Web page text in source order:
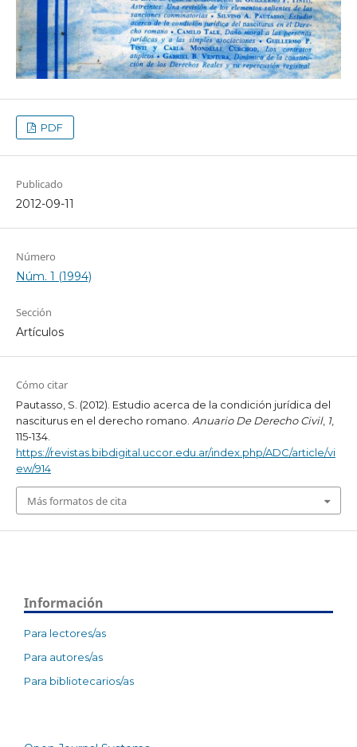
PDF
Publicado
2012-09-11
Número
Núm. 1 (1994)
Sección
Artículos
Cómo citar
Pautasso, S. (2012). Estudio acerca de la condición jurídica del
nasciturus en el derecho romano. Anuario De Derecho Civil, 1,
115-134.
https://revistas.bibdigital.uccor.edu.ar/index.php/ADC/article/vi
ew/914
Más formatos de cita
Información
Para lectores/as
Para autores/as
Para bibliotecarios/as